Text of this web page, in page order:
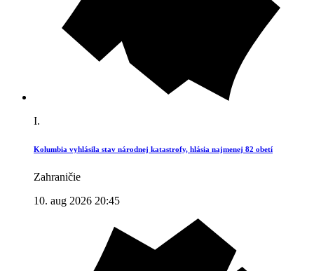
I.
Kolumbia vyhlásila stav národnej katastrofy, hlásia najmenej 82 obetí
Zahraničie
10. aug 2026 20:45